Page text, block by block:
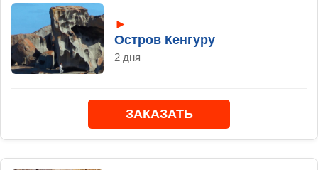
►
Остров Кенгуру
2 дня
ЗАКАЗАТЬ